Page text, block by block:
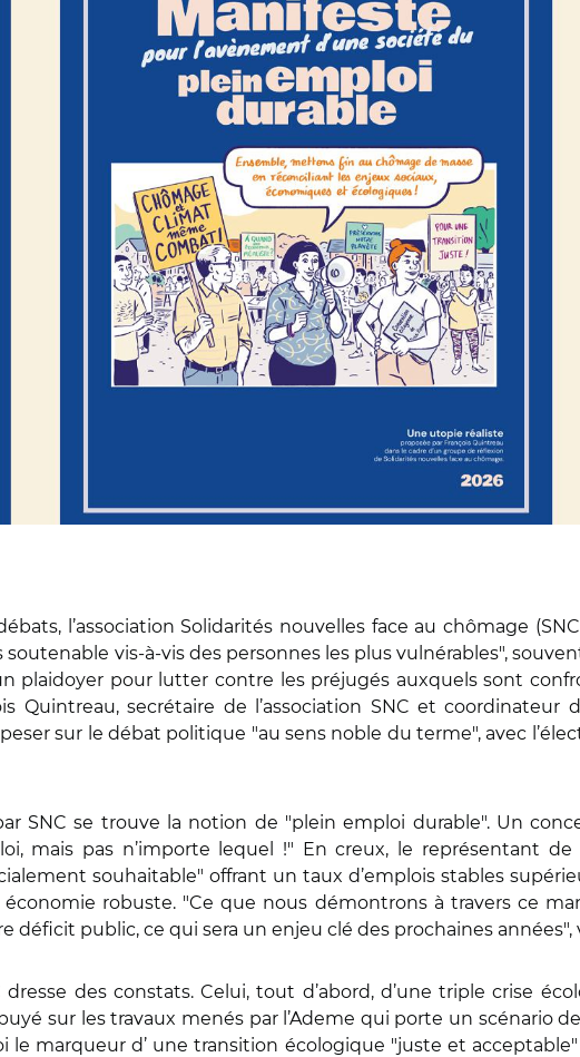
l’association Solidarités nouvelles face au chômage
soutenable vis-à-vis des personnes les plus vulnérables",
un plaidoyer pour lutter contre les préjugés auxquels sont
Quintreau, secrétaire de l’association SNC et
sur le débat politique "au sens noble du terme", avec
SNC se trouve la notion de "plein emploi durable". Un
mais pas n’importe lequel !" En creux, le représentant de
souhaitable" offrant un taux d’emplois stables
robuste. "Ce que nous démontrons à travers ce
déficit public, ce qui sera un enjeu clé des prochaines années",
dresse des constats. Celui, tout d’abord, d’une triple crise
sur les travaux menés par l’Ademe qui porte un scénario
le marqueur d’ une transition écologique "juste et